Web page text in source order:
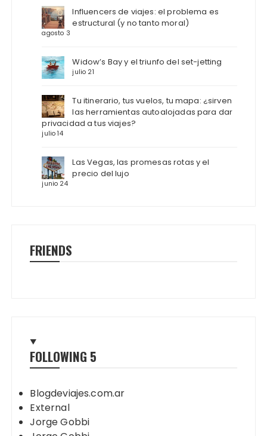
Influencers de viajes: el problema es
estructural (y no tanto moral)
agosto 3
Widow’s Bay y el triunfo del set-jetting
julio 21
Tu itinerario, tus vuelos, tu mapa: ¿sirven
las herramientas autoalojadas para dar
privacidad a tus viajes?
julio 14
Las Vegas, las promesas rotas y el
precio del lujo
junio 24
FRIENDS
FOLLOWING 5
Blogdeviajes.com.ar
External
Jorge Gobbi